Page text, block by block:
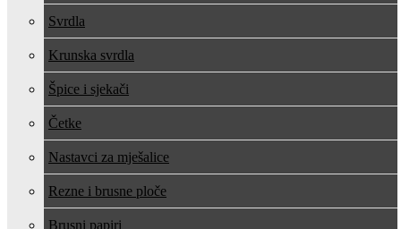
Svrdla
Krunska svrdla
Špice i sjekači
Četke
Nastavci za mješalice
Rezne i brusne ploče
Brusni papiri